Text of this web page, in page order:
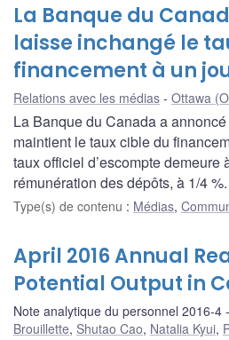
La Banque du
laisse inchangé le
financement à un
Relations avec les médias Ottawa
La Banque du Canada a annoncé
maintient le taux cible du
taux officiel d’escompte demeure
rémunération des dépôts, à 1/4 %.
Type(s) de contenu : Médias,
April 2016 Annual
Potential Output in
Note analytique du personnel 2016-4
Brouillette, Shutao Cao, Natalia Kyui,